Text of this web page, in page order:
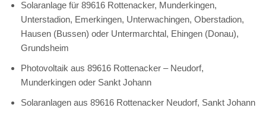
Solaranlage für 89616 Rottenacker, Munderkingen,
Unterstadion, Emerkingen, Unterwachingen, Oberstadion,
Hausen (Bussen) oder Untermarchtal, Ehingen (Donau),
Grundsheim
Photovoltaik aus 89616 Rottenacker – Neudorf,
Munderkingen oder Sankt Johann
Solaranlagen aus 89616 Rottenacker Neudorf, Sankt Johann